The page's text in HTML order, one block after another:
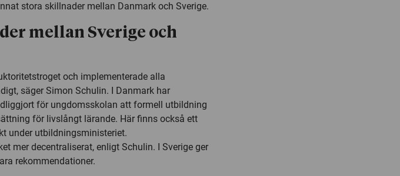
stora skillnader mellan Danmark och Sverige.
mellan Sverige och
och implementerade alla
säger Simon Schulin. I Danmark har
för ungdomsskolan att formell utbildning
för livslångt lärande. Här finns också ett
under utbildningsministeriet.
mer decentraliserat, enligt Schulin. I Sverige ger
rekommendationer.